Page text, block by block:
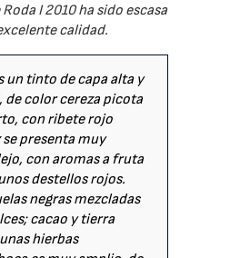
I 2010 ha sido escasa
calidad.
un tinto de capa alta y
de color cereza picota
con ribete rojo
presenta muy
con aromas a fruta
destellos rojos.
negras mezcladas
cacao y tierra
hierbas